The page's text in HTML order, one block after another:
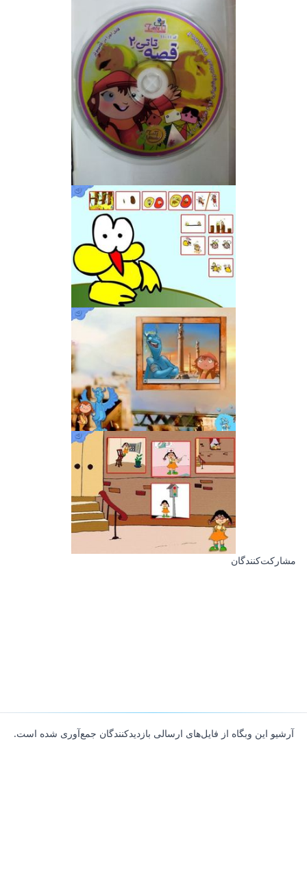
مشارکت‌کنندگان
آرشیو این وبگاه از فایل‌های ارسالی بازدیدکنندگان جمع‌آوری شده است.